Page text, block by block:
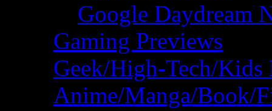
Google Daydream
Gaming Previews
Geek/High-Tech/Kids
Anime/Manga/Book/